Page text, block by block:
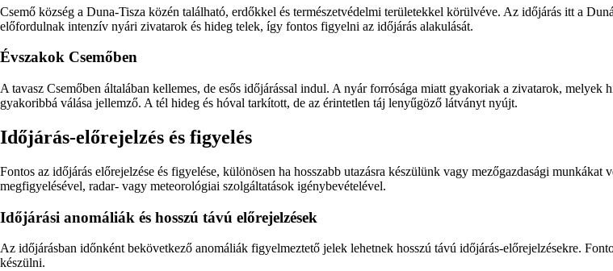
Csemő község a Duna-Tisza közén található, erdőkkel és természetvédelmi területekkel körülvéve. Az időjárás itt a
előfordulnak intenzív nyári zivatarok és hideg telek, így fontos figyelni az időjárás alakulását.
Évszakok Csemőben
A tavasz Csemőben általában kellemes, de esős időjárással indul. A nyár forrósága miatt gyakoriak a zivatarok, melyek
gyakoribbá válása jellemző. A tél hideg és hóval tarkított, de az érintetlen táj lenyűgöző látványt nyújt.
Időjárás-előrejelzés és figyelés
Fontos az időjárás előrejelzése és figyelése, különösen ha hosszabb utazásra készülünk vagy mezőgazdasági
megfigyelésével, radar- vagy meteorológiai szolgáltatások igénybevételével.
Időjárási anomáliák és hosszú távú előrejelzések
Az időjárásban időnként bekövetkező anomáliák figyelmeztető jelek lehetnek hosszú távú időjárás-előrejelzésekre.
készülni.